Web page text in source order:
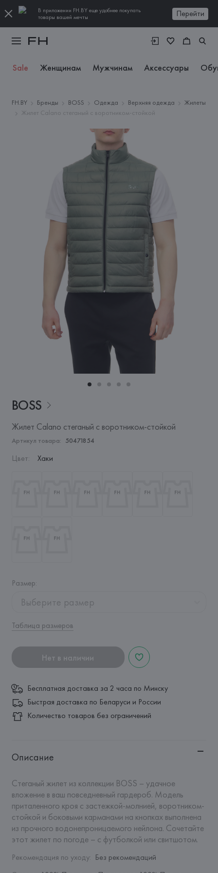
В приложении FH.BY еще удобнее покупать
товары вашей мечты
Перейти
Sale Женщинам Мужчинам Аксессуары
FH.BY Бренды BOSS Одежда Верхняя одежда
Жилеты
Жилет Calano стеганый с воротником-стойкой
BOSS
Жилет Calano стеганый с воротником-стойкой
Артикул товара: 50471854
Цвет: Хаки
Размер:
Выберите размер
Таблица размеров
Нет в наличии
Бесплатная доставка за 2 часа по Минску
Быстрая доставка по Беларуси и России
Количество товаров без ограничений
Описание
Стеганый жилет из коллекции BOSS – удачное
вложение в ваш повседневный гардероб. Модель
приталенного кроя с застежкой-молнией, воротником-
стойкой и боковыми карманами на кнопках выполнена
из прочного водонепроницаемого нейлона. Сочетайте
этот жилет по погоде – с футболкой или свитшотом.
Рекомендация по уходу: Без рекомендаций